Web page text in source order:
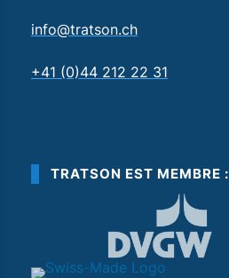
info@tratson.ch
+41 (0)44 212 22 31
TRATSON EST MEMBRE :